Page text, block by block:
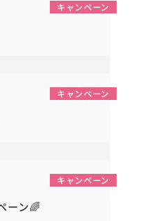
キャンペーン
キャンペーン
キャンペーン
ーン🌈